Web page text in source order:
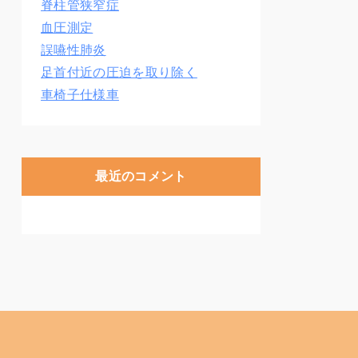
脊柱管狭窄症
血圧測定
誤嚥性肺炎
足首付近の圧迫を取り除く
車椅子仕様車
最近のコメント